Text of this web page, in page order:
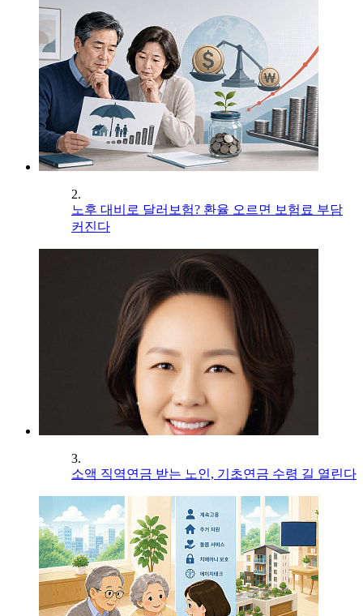
2.
노후 대비로 달러보험? 환율 오르면 보험료 부담
커진다
3.
소액 직역연금 받는 노인, 기초연금 수령 길 열린다